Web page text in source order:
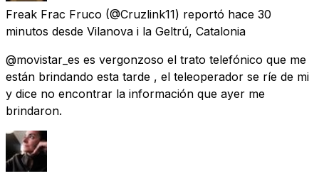
Freak Frac Fruco (@Cruzlink11) reportó hace 30
minutos desde Vilanova i la Geltrú, Catalonia
@movistar_es es vergonzoso el trato telefónico que me
están brindando esta tarde , el teleoperador se ríe de mi
y dice no encontrar la información que ayer me
brindaron.